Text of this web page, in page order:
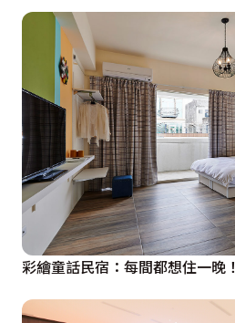
彩繪童話民宿：每間都想住一晚！